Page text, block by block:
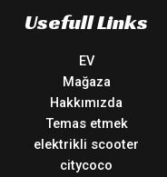
Usefull Links
EV
Mağaza
Hakkımızda
Temas etmek
elektrikli scooter
citycoco